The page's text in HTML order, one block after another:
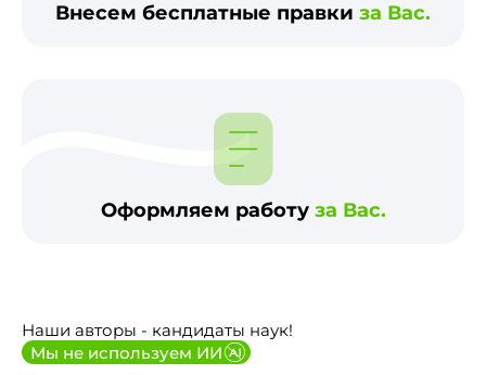
Внесем бесплатные правки за Вас.
Оформляем работу за Вас.
Наши авторы - кандидаты наук!
Мы не используем ИИ